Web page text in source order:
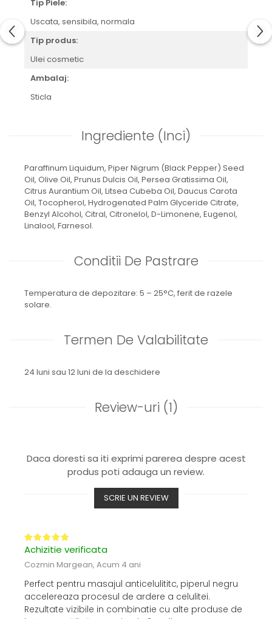
Tip Piele:
Uscata, sensibila, normala
Tip produs:
Ulei cosmetic
Ambalaj:
Sticla
Ingrediente (Inci)
Paraffinum Liquidum, Piper Nigrum (Black Pepper) Seed
Oil, Olive Oil, Prunus Dulcis Oil, Persea Gratissima Oil,
Citrus Aurantium Oil, Litsea Cubeba Oil, Daucus Carota
Oil, Tocopherol, Hydrogenated Palm Glyceride Citrate,
Benzyl Alcohol, Citral, Citronelol, D-Limonene, Eugenol,
Linalool, Farnesol.
Conditii De Pastrare
Temperatura de depozitare: 5 – 25°C, ferit de razele
solare.
Termen De Valabilitate
24 luni sau 12 luni de la deschidere
Review-uri (1)
Daca doresti sa iti exprimi parerea despre acest
produs poti adauga un review.
SCRIE UN REVIEW
Achizitie verificata
Cozmin Margean, Acum 4 ani
Perfect pentru masajul anticelulititc, piperul negru
accelereaza procesul de ardere a celulitei.
Rezultate vizibile in combinatie cu alte produse de